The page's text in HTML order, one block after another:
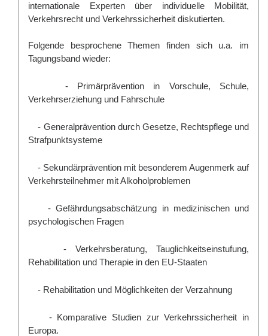
internationale Experten über individuelle Mobilität,
Verkehrsrecht und Verkehrssicherheit diskutierten.
Folgende besprocheneThemen finden sich u.a. im
Tagungsband wieder:
- Primärprävention in Vorschule, Schule,
Verkehrserziehung und Fahrschule
- Generalprävention durch Gesetze, Rechtspflege und
Strafpunktsysteme
- Sekundärprävention mit besonderem Augenmerk auf
Verkehrsteilnehmer mit Alkoholproblemen
- Gefährdungsabschätzung in medizinischen und
psychologischen Fragen
- Verkehrsberatung, Tauglichkeitseinstufung,
Rehabilitation und Therapie in den EU-Staaten
- Rehabilitation und Möglichkeiten der Verzahnung
- Komparative Studien zur Verkehrssicherheit in
Europa.